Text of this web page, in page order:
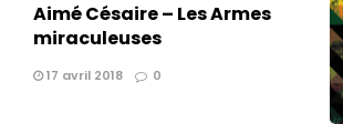
Aimé Césaire – Les Armes
miraculeuses
17 avril 2018 0